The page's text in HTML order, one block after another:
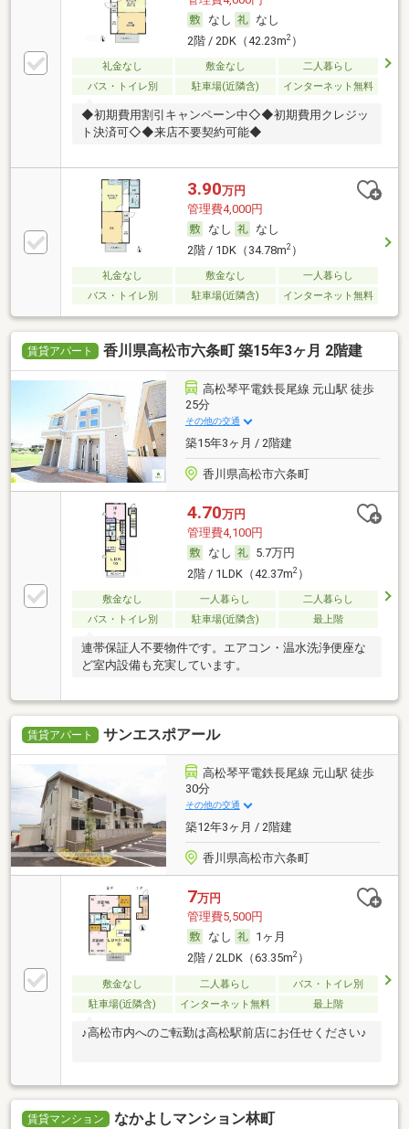
なし
なし
2階 / 2DK（42.23m2）
礼金なし 敷金なし
二人暮らし
バス・トイレ別
駐車場(近隣含) インターネット無料
◆初期費用割引キャンペーン中◇◆初期費用クレジッ
ト決済可◇◆来店不要契約可能◆
3.90万円
管理費4,000円
なし
なし
2階 / 1DK（34.78m2）
礼金なし 敷金なし
一人暮らし
バス・トイレ別
駐車場(近隣含) インターネット無料
賃貸アパート 香川県高松市六条町 築15年3ヶ月 2階建
高松琴平電鉄長尾線 元山駅 徒歩
25分
その他の交通
築15年3ヶ月 / 2階建
香川県高松市六条町
4.70万円
管理費4,100円
なし
5.7万円
2階 / 1LDK（42.37m2）
敷金なし 一人暮らし
二人暮らし
バス・トイレ別
駐車場(近隣含) 最上階
連帯保証人不要物件です。エアコン・温水洗浄便座な
ど室内設備も充実しています。
賃貸アパート サンエスポアール
高松琴平電鉄長尾線 元山駅 徒歩
30分
その他の交通
築12年3ヶ月 / 2階建
香川県高松市六条町
7万円
管理費5,500円
なし
1ヶ月
2階 / 2LDK（63.35m2）
敷金なし 二人暮らし
バス・トイレ別
駐車場(近隣含)
インターネット無料 最上階
♪高松市内へのご転勤は高松駅前店にお任せください♪
賃貸マンション なかよしマンション林町